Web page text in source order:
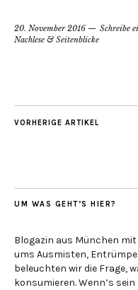
20. November 2016
Schreibe
Nachlese & Seitenblicke
VORHERIGE ARTIKEL
UM WAS GEHT’S HIER?
Blogazin aus München
ums Ausmisten,
beleuchten wir die Frage,
konsumieren. Wenn’s